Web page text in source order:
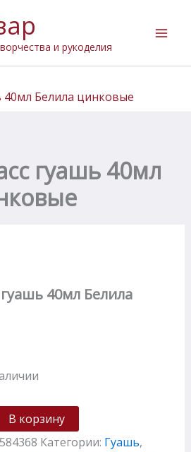
и рукоделия
40мл Белила цинковые
гуашь 40мл
40мл Белила
В корзину
Категории: Гуашь,